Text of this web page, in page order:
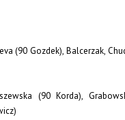
(90 Gozdek), Balcerzak,
(90 Korda),